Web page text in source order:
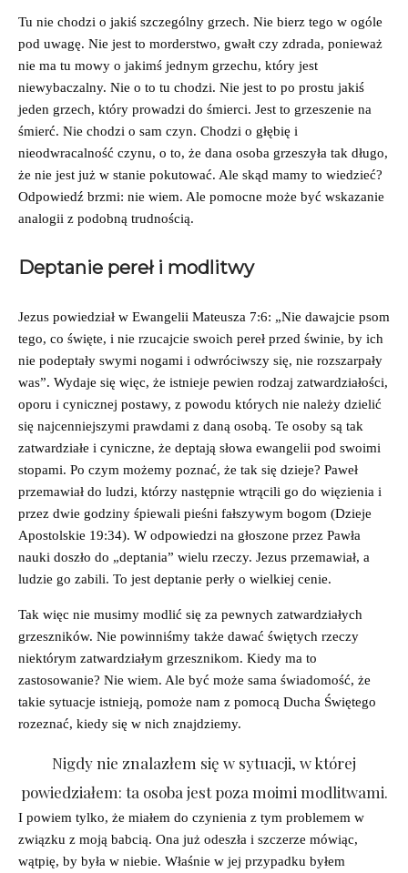
Tu nie chodzi o jakiś szczególny grzech. Nie bierz tego w ogóle
pod uwagę. Nie jest to morderstwo, gwałt czy zdrada, ponieważ
nie ma tu mowy o jakimś jednym grzechu, który jest
niewybaczalny. Nie o to tu chodzi. Nie jest to po prostu jakiś
jeden grzech, który prowadzi do śmierci. Jest to grzeszenie na
śmierć. Nie chodzi o sam czyn. Chodzi o głębię i
nieodwracalność czynu, o to, że dana osoba grzeszyła tak długo,
że nie jest już w stanie pokutować. Ale skąd mamy to wiedzieć?
Odpowiedź brzmi: nie wiem. Ale pomocne może być wskazanie
analogii z podobną trudnością.
Deptanie pereł i modlitwy
Jezus powiedział w Ewangelii Mateusza 7:6: „Nie dawajcie psom
tego, co święte, i nie rzucajcie swoich pereł przed świnie, by ich
nie podeptały swymi nogami i odwróciwszy się, nie rozszarpały
was”. Wydaje się więc, że istnieje pewien rodzaj zatwardziałości,
oporu i cynicznej postawy, z powodu których nie należy dzielić
się najcenniejszymi prawdami z daną osobą. Te osoby są tak
zatwardziałe i cyniczne, że deptają słowa ewangelii pod swoimi
stopami. Po czym możemy poznać, że tak się dzieje? Paweł
przemawiał do ludzi, którzy następnie wtrącili go do więzienia i
przez dwie godziny śpiewali pieśni fałszywym bogom (Dzieje
Apostolskie 19:34). W odpowiedzi na głoszone przez Pawła
nauki doszło do „deptania” wielu rzeczy. Jezus przemawiał, a
ludzie go zabili. To jest deptanie perły o wielkiej cenie.
Tak więc nie musimy modlić się za pewnych zatwardziałych
grzeszników. Nie powinniśmy także dawać świętych rzeczy
niektórym zatwardziałym grzesznikom. Kiedy ma to
zastosowanie? Nie wiem. Ale być może sama świadomość, że
takie sytuacje istnieją, pomoże nam z pomocą Ducha Świętego
rozeznać, kiedy się w nich znajdziemy.
Nigdy nie znalazłem się w sytuacji, w której
powiedziałem: ta osoba jest poza moimi modlitwami.
I powiem tylko, że miałem do czynienia z tym problemem w
związku z moją babcią. Ona już odeszła i szczerze mówiąc,
wątpię, by była w niebie. Właśnie w jej przypadku byłem